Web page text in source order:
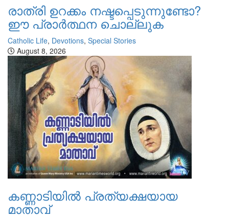
രാത്രി ഉറക്കം നഷ്ടപ്പെടുന്നുണ്ടോ?
ഈ പ്രാര്‍ത്ഥന ചൊല്ലുക
Catholic Life, Devotions, Special Stories
August 8, 2026
കണ്ണാടിയില്‍ പ്രത്യക്ഷയായ
മാതാവ്